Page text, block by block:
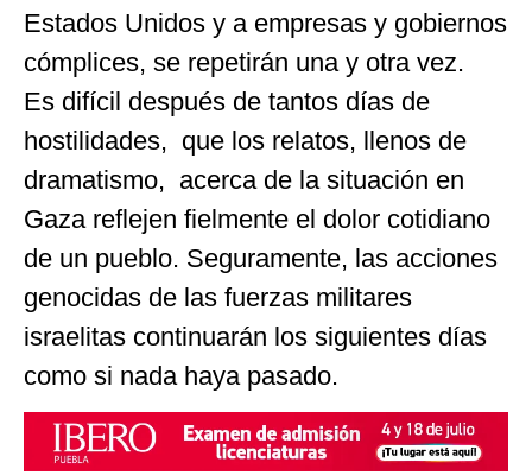
Estados Unidos y a empresas y gobiernos
cómplices, se repetirán una y otra vez.
Es difícil después de tantos días de
hostilidades, que los relatos, llenos de
dramatismo, acerca de la situación en
Gaza reflejen fielmente el dolor cotidiano
de un pueblo. Seguramente, las acciones
genocidas de las fuerzas militares
israelitas continuarán los siguientes días
como si nada haya pasado.